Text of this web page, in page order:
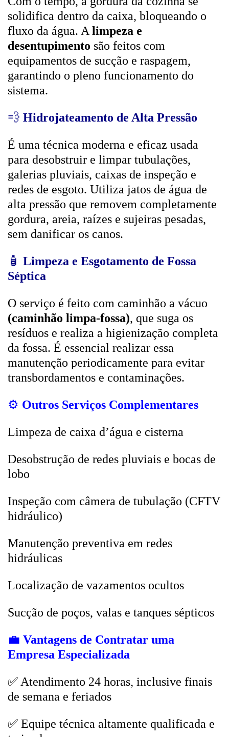
solidifica dentro da caixa, bloqueando o
fluxo da água. A limpeza e
desentupimento são feitos com
equipamentos de sucção e raspagem,
garantindo o pleno funcionamento do
sistema.
💨 Hidrojateamento de Alta Pressão
É uma técnica moderna e eficaz usada
para desobstruir e limpar tubulações,
galerias pluviais, caixas de inspeção e
redes de esgoto. Utiliza jatos de água de
alta pressão que removem completamente
gordura, areia, raízes e sujeiras pesadas,
sem danificar os canos.
🧴 Limpeza e Esgotamento de Fossa
Séptica
O serviço é feito com caminhão a vácuo
(caminhão limpa-fossa), que suga os
resíduos e realiza a higienização completa
da fossa. É essencial realizar essa
manutenção periodicamente para evitar
transbordamentos e contaminações.
⚙️ Outros Serviços Complementares
Limpeza de caixa d’água e cisterna
Desobstrução de redes pluviais e bocas de
lobo
Inspeção com câmera de tubulação (CFTV
hidráulico)
Manutenção preventiva em redes
hidráulicas
Localização de vazamentos ocultos
Sucção de poços, valas e tanques sépticos
💼 Vantagens de Contratar uma
Empresa Especializada
✅ Atendimento 24 horas, inclusive finais
de semana e feriados
✅ Equipe técnica altamente qualificada e